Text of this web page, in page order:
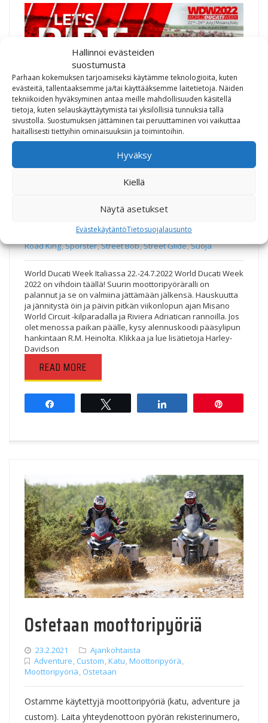
Hallinnoi evästeiden
suostumusta
Parhaan kokemuksen tarjoamiseksi käytämme teknologioita, kuten
evästeitä, tallentaaksemme ja/tai käyttääksemme laitetietoja. Näiden
tekniikoiden hyväksyminen antaa meille mahdollisuuden käsitellä
tietoja, kuten selauskäyttäytymistä tai yksilöllisiä tunnuksia tällä
sivustolla. Suostumuksen jättäminen tai peruuttaminen voi vaikuttaa
haitallisesti tiettyihin ominaisuuksiin ja toimintoihin.
Hyväksy
Kiellä
Näytä asetukset
EvästekäytäntöTietosuojalausunto
Uutiskirjeemme Juhannus
2022
ducati,Espoo,Fat Bob,Harley-Davidson
Juhannus ,Keraaminen, Kiilto Low Rider
Moottoripyörä,Nightster,Pan America
Road King,Sporster,Street Bob,Street Glide,Suoja
World Ducati Week Italiassa 22.-24.7.2022 World Ducati Week
2022 on vihdoin täällä! Suurin moottoripyöräralli on
palannut ja se on valmiina jättämään jälkensä. Hauskuutta
ja jännitystä öin ja päivin pitkän viikonlopun ajan Misano
World Circuit -kilparadalla ja Riviera Adriatican rannoilla. Jos
olet menossa paikan päälle, kysy alennuskoodi pääsylipun
hankintaan R.M. Heinolta. Klikkaa ja lue lisätietoja Harley-
Davidson
READ MORE
Ostetaan moottoripyöriä
23.2.2021
Ajankohtaista
Adventure, Custom,Katu,Moottoripyörä,
Moottoripyöriä, Ostetaan
Ostamme käytettyjä moottoripyöriä (katu, adventure ja
custom). Laita yhteydenottoon pyörän rekisterinumero,